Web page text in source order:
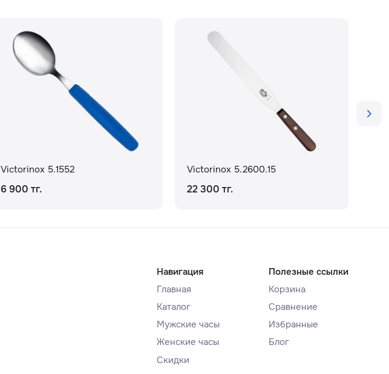
Victorinox 5.1552
6 900 тг.
Victorinox 5.2600.15
22 300 тг.
Навигация
Главная
Каталог
Мужские часы
Женские часы
Скидки
Полезные ссылки
Корзина
Сравнение
Избранные
Блог